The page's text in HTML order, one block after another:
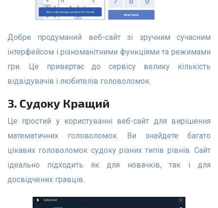
Добре продуманий веб-сайт зі зручним сучасним
інтерфейсом і різноманітними функціями та режимами
гри. Це привертає до сервісу велику кількість
відвідувачів і любителів головоломок.
3. Судоку Кращий
Це простий у користуванні веб-сайт для вирішення
математичних головоломок. Ви знайдете багато
цікавих головоломок судоку різних типів рівнів. Сайт
ідеально підходить як для новачків, так і для
досвідчених гравців.